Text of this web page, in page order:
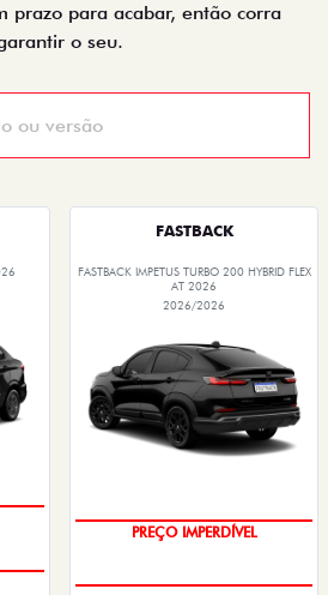
prazo para acabar, então corra
o seu.
FASTBACK
FASTBACK IMPETUS TURBO 200 HYBRID FLEX
AT 2026
2026/2026
PREÇO IMPERDÍVEL